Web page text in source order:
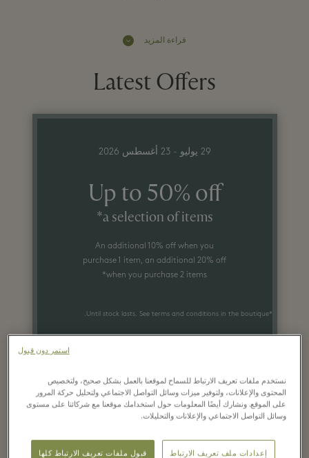
قراءة المزيد
Latest Offers
29 يوليو - 23 أغسطس 2026
Up to 50% off
a selection of items*
An additional 10% off when you
purchase 1 item, an additional 20% off
when you purchase 2 items*
*Until stock lasts. See terms and conditions in the boutique.
Spotted in Clarins boutique:
نستخدم ملفات تعريف الارتباط للسماح لموقعنا بالعمل بشكل صحيح، ولتخصيص
المحتوى والإعلانات، ولتوفير ميزات وسائل التواصل الاجتماعي ولتحليل حركة المرور
على الموقع. ونشارك أيضًا المعلومات حول استخدامك موقعنا مع شركائنا على مستوى
وسائل التواصل الاجتماعي والإعلانات والتحليلات.
إعدادات ملف تعريف الارتباط قبول ملفات تعريف الارتباط كلها
استمر دون قبول